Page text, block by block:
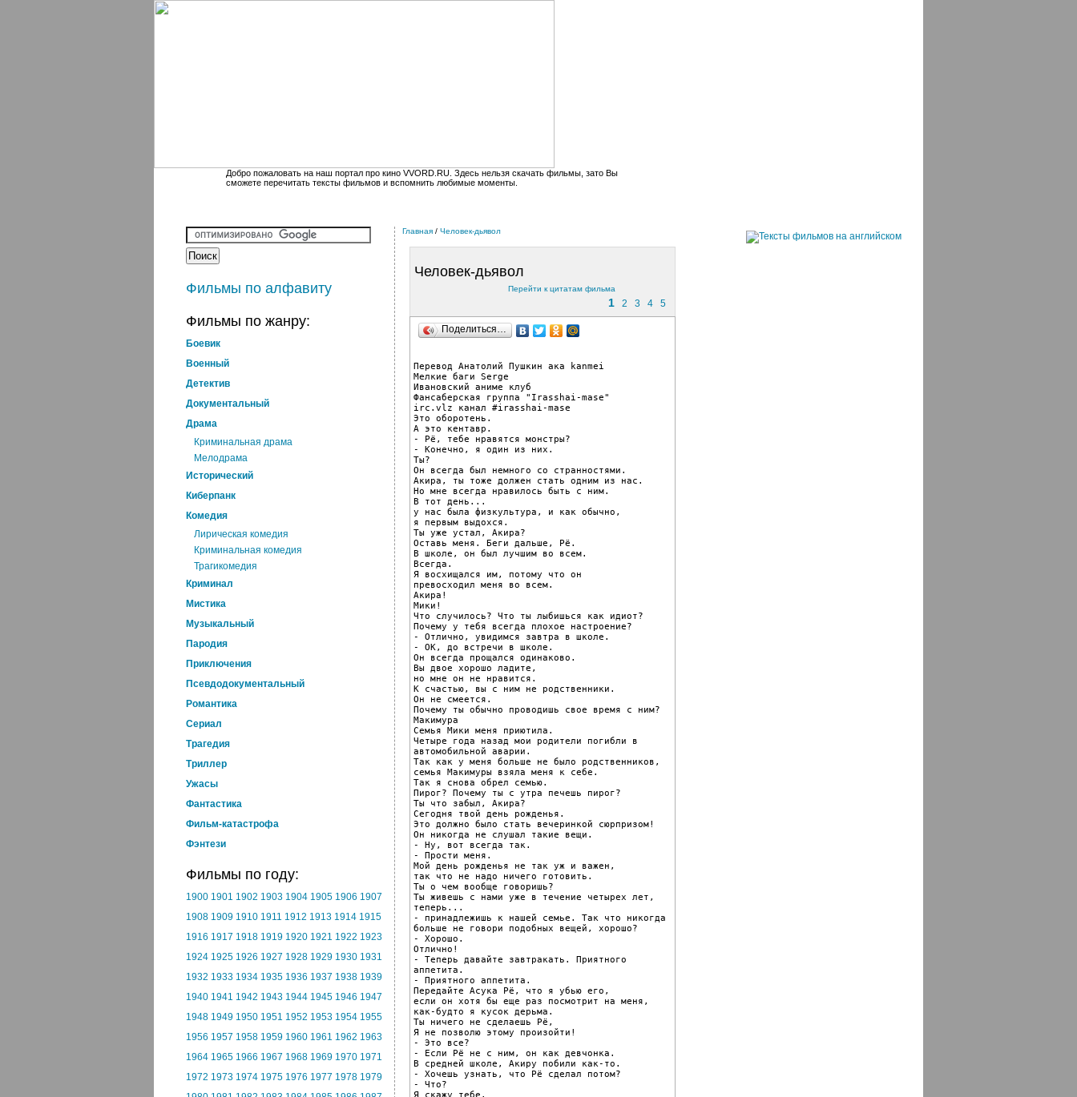
Добро пожаловать на наш портал про кино VVORD.RU. Здесь нельзя скачать фильмы, зато Вы
сможете перечитать тексты фильмов и вспомнить любимые моменты.
Фильмы по алфавиту
Фильмы по жанру:
Боевик
Военный
Детектив
Документальный
Драма
Криминальная драма
Мелодрама
Исторический
Киберпанк
Комедия
Лирическая комедия
Криминальная комедия
Трагикомедия
Криминал
Мистика
Музыкальный
Пародия
Приключения
Псевдодокументальный
Романтика
Cериал
Трагедия
Триллер
Ужасы
Фантастика
Фильм-катастрофа
Фэнтези
Фильмы по году:
1900 1901 1902 1903 1904 1905 1906 1907
1908 1909 1910 1911 1912 1913 1914 1915
1916 1917 1918 1919 1920 1921 1922 1923
1924 1925 1926 1927 1928 1929 1930 1931
1932 1933 1934 1935 1936 1937 1938 1939
1940 1941 1942 1943 1944 1945 1946 1947
1948 1949 1950 1951 1952 1953 1954 1955
1956 1957 1958 1959 1960 1961 1962 1963
1964 1965 1966 1967 1968 1969 1970 1971
1972 1973 1974 1975 1976 1977 1978 1979
Главная / Человек-дьявол
Человек-дьявол
Перейти к цитатам фильма
1 2 3 4 5
Поделиться…
Перевод Анатолий Пушкин ака kanmei
Мелкие баги Serge
Ивановский аниме клуб
Фансаберская группа "Irasshai-mase"
irc.vlz канал #irasshai-mase
Это оборотень.
А это кентавр.
- Рё, тебе нравятся монстры?
- Конечно, я один из них.
Ты?
Он всегда был немного со странностями.
Акира, ты тоже должен стать одним из нас.
Но мне всегда нравилось быть с ним.
В тот день...
у нас была физкультура, и как обычно,
я первым выдохся.
Ты уже устал, Акира?
Оставь меня. Беги дальше, Рё.
В школе, он был лучшим во всем.
Всегда.
Я восхищался им, потому что он
превосходил меня во всем.
Акира!
Мики!
Что случилось? Что ты лыбишься как идиот?
Почему у тебя всегда плохое настроение?
- Отлично, увидимся завтра в школе.
- OK, до встречи в школе.
Он всегда прощался одинаково.
Вы двое хорошо ладите,
но мне он не нравится.
К счастью, вы с ним не родственники.
Он не смеется.
Почему ты обычно проводишь свое время с ним?
Макимура
Семья Мики меня приютила.
Четыре года назад мои родители погибли в
автомобильной аварии.
Так как у меня больше не было родственников,
семья Макимуры взяла меня к себе.
Так я снова обрел семью.
Пирог? Почему ты с утра печешь пирог?
Ты что забыл, Акира?
Сегодня твой день рожденья.
Это должно было стать вечеринкой сюрпризом!
Он никогда не слушал такие вещи.
- Ну, вот всегда так.
- Прости меня.
Мой день рожденья не так уж и важен,
так что не надо ничего готовить.
Ты о чем вообще говоришь?
Ты живешь с нами уже в течение четырех лет,
теперь...
- принадлежишь к нашей семье. Так что никогда
больше не говори подобных вещей, хорошо?
- Хорошо.
Отлично!
- Теперь давайте завтракать. Приятного
аппетита.
- Приятного аппетита.
Передайте Асука Рё, что я убью его,
если он хотя бы еще раз посмотрит на меня,
как-будто я кусок дерьма.
Ты ничего не сделаешь Рё,
Я не позволю этому произойти!
- Это все?
- Если Рё не с ним, он как девчонка.
В средней школе, Акиру побили как-то.
- Хочешь узнать, что Рё сделал потом?
- Что?
Я скажу тебе.